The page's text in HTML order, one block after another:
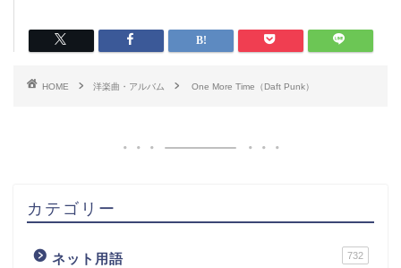
HOME 洋楽曲・アルバム One More Time（Daft Punk）
カテゴリー
ネット用語 732